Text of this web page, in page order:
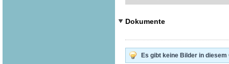
Dokumente
Es gibt keine Bilder in diesem